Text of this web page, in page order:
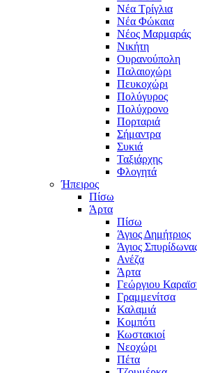
Νέα Τρίγλια
Νέα Φώκαια
Νέος Μαρμαράς
Νικήτη
Ουρανούπολη
Παλαιοχώρι
Πευκοχώρι
Πολύγυρος
Πολύχρονο
Πορταριά
Σήμαντρα
Συκιά
Ταξιάρχης
Φλογητά
Ήπειρος
Πίσω
Άρτα
Πίσω
Άγιος Δημήτριος
Άγιος
Ανέζα
Άρτα
Γεώργιου
Γραμμενίτσα
Καλαμιά
Κομπότι
Κωστακιοί
Νεοχώρι
Πέτα